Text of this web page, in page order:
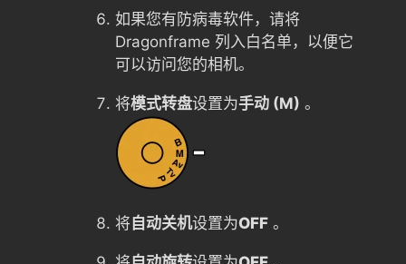
如果您有防病毒软件，请将
Dragonframe 列入白名单，以便它
可以访问您的相机。
将模式转盘设置为手动 (M) 。
将 自动关机设置为OFF 。